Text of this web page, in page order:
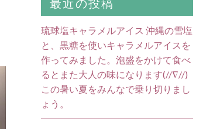
最近の投稿
琉球塩キャラメルアイス 沖縄の雪塩
と、黒糖を使いキャラメルアイスを
作ってみました。泡盛をかけて食べ
るとまた大人の味になります(//∇//)
この暑い夏をみんなで乗り切りまし
ょう。